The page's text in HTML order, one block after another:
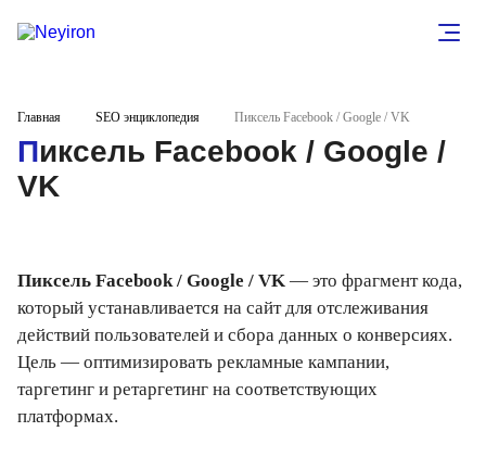
Главная SEO энциклопедия Пиксель Facebook / Google / VK
Пиксель Facebook / Google /
VK
Пиксель Facebook / Google / VK — это фрагмент кода,
который устанавливается на сайт для отслеживания
действий пользователей и сбора данных о конверсиях.
Цель — оптимизировать рекламные кампании,
таргетинг и ретаргетинг на соответствующих
платформах.